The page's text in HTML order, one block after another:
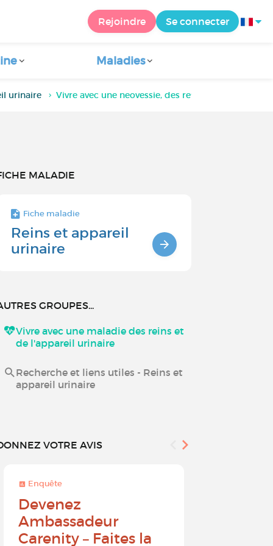
Rejoindre Se connecter
Maladies
urinaire Vivre avec une neovessie, des retours ?
MALADIE
Fiche maladie
Reins et appareil
urinaire
GROUPES...
Vivre avec une maladie des reins et
de l'appareil urinaire
Recherche et liens utiles - Reins et
appareil urinaire
VOTRE AVIS
Enquête
Devenez
Ambassadeur
Carenity – Faites la